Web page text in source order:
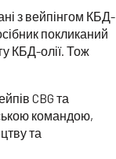
з вейпінгом КБД-
покликаний
КБД-олії. Тож
CBG та
командою,
та